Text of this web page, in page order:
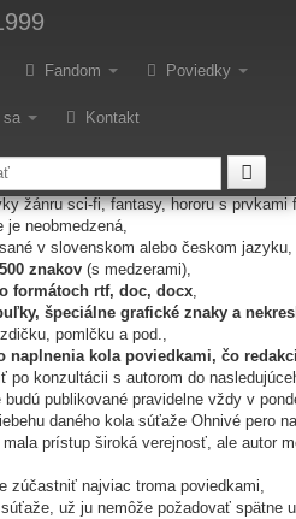
Fandom Poviedky
sa Kontakt
1. kola
1. kolo súťaže mikropoviedok
žánru sci-fi, fantasy, hororu s
neobmedzená,
v slovenskom alebo českom jazyku,
znakov (s medzerami),
formátoch rtf, doc, docx,
špeciálne grafické znaky a
pomlčku a pod.,
naplnenia kola poviedkami, čo
po konzultácii s autorom do
publikované pravidelne vždy v
daného kola súťaže Ohnivé pero
prístup široká verejnosť, ale autor
zúčastniť najviac troma poviedkami,
už ju nemôže požadovať spätne